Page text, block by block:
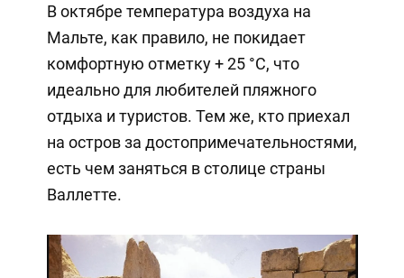
В октябре температура воздуха на
Мальте, как правило, не покидает
комфортную отметку + 25 °C, что
идеально для любителей пляжного
отдыха и туристов. Тем же, кто приехал
на остров за достопримечательностями,
есть чем заняться в столице страны
Валлетте.